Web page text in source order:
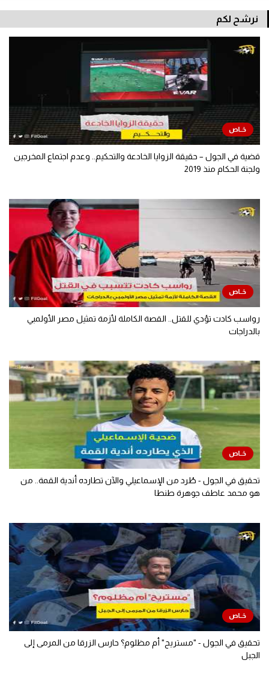
نرشح لكم
قضية في الجول – حقيقة الزوايا الخادعة والتحكيم.. وعدم اجتماع المخرجين
ولجنة الحكام منذ 2019
رواسب كادت تؤدي للقتل.. القصة الكاملة لأزمة تمثيل مصر الأولمبي
بالدراجات
تحقيق في الجول - طُرد من الإسماعيلي والآن تطارده أندية القمة.. من
هو محمد عاطف جوهرة طنطا
تحقيق في الجول - "مستريح" أم مظلوم؟ حارس الزرقا من المرمى إلى
الجبل